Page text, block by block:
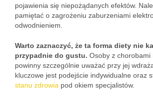
pojawienia się niepożądanych efektów.
pamiętać o zagrożeniu zaburzeniami
odwodnieniem.
Warto zaznaczyć, że ta forma diety nie
przypadnie do gustu. Osoby z chorobami
powinny szczególnie uważać przy jej
kluczowe jest podejście indywidualne oraz
stanu zdrowia pod okiem specjalistów.